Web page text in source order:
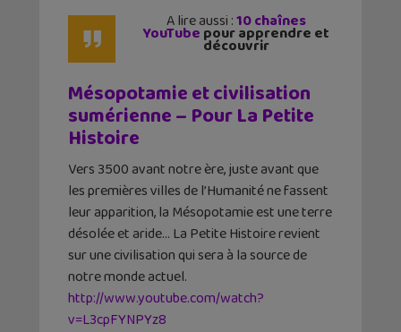
A lire aussi :10 chaînes
YouTube pour apprendre et
découvrir
Mésopotamie et civilisation
sumérienne – Pour La Petite
Histoire
Vers 3500 avant notre ère, juste avant que
les premières villes de l’Humanité ne fassent
leur apparition, la Mésopotamie est une terre
désolée et aride… La Petite Histoire revient
sur une civilisation qui sera à la source de
notre monde actuel.
http://www.youtube.com/watch?
v=L3cpFYNPYz8